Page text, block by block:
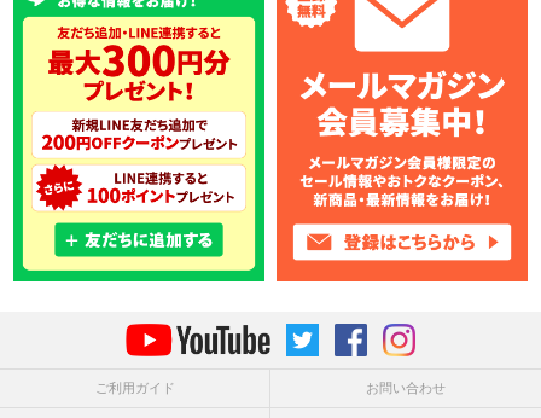
ご利用ガイド お問い合わせ